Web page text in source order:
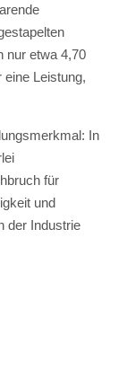
nur etwa 4,70
Leistung,
In
für
und
der Industrie